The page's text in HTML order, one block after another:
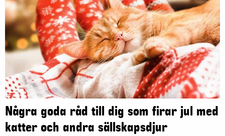
Några goda råd till dig som firar jul med
katter och andra sällskapsdjur